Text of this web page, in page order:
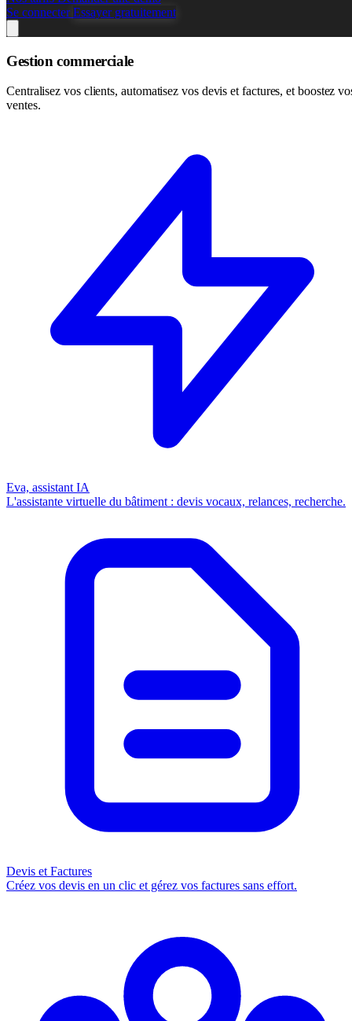
Se connecterEssayer gratuitement
Gestion commerciale
Centralisez vos clients, automatisez vos devis et factures, et boostez
ventes.
Eva, assistant IA
L'assistante virtuelle du bâtiment : devis vocaux, relances, recherche.
Devis et Factures
Créez vos devis en un clic et gérez vos factures sans effort.